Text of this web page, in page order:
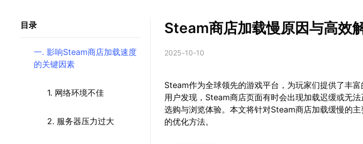
目录
一. 影响Steam商店加载速度
的关键因素
1. 网络环境不佳
2. 服务器压力过大
Steam商店加载慢原因与高效
2025-10-10
Steam作为全球领先的游戏平台，为玩家们提供了丰
用户发现，Steam商店页面有时会出现加载迟缓或无
选购与浏览体验。本文将针对Steam商店加载缓慢的
的优化方法。